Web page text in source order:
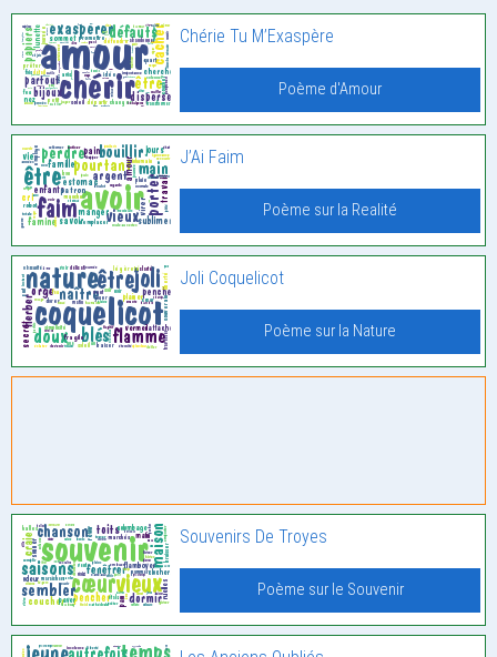
Chérie Tu M’Exaspère
Poème d'Amour
J’Ai Faim
Poème sur la Realité
Joli Coquelicot
Poème sur la Nature
Souvenirs De Troyes
Poème sur le Souvenir